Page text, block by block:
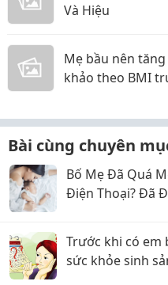
Và Hiệu
Mẹ bầu nên
khảo theo BMI
Bài cùng chuyên
Bố Mẹ Đã Quá
Điện Thoại? Đã
Trước khi có em
sức khỏe sinh